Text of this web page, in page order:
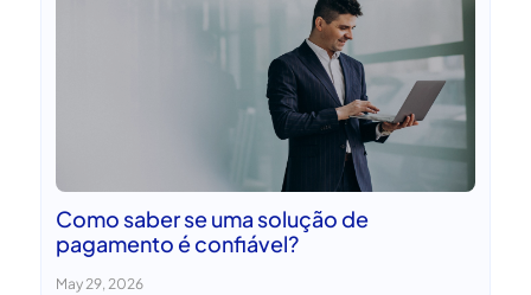
Como saber se uma solução de
pagamento é confiável?
May 29, 2026